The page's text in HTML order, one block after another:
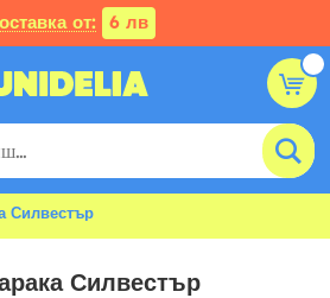
от: 6 лв
Силвестър
Силвестър